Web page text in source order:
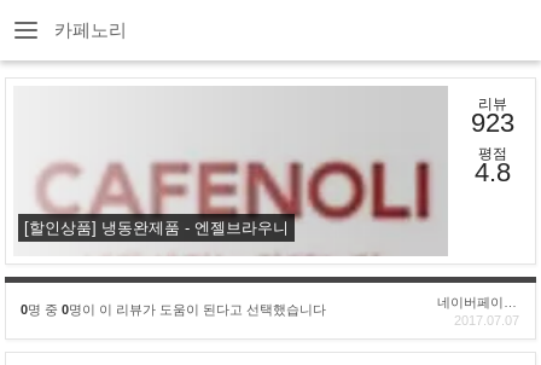
카페노리
[할인상품] 냉동완제품 - 엔젤브라우니
리뷰
923
평점
4.8
0명 중 0명이 이 리뷰가 도움이 된다고 선택했습니다
2017.07.07